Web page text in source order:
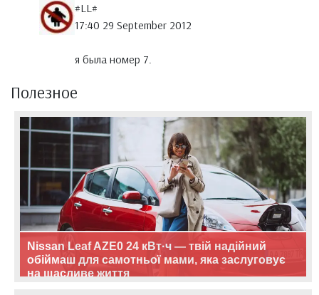
#LL#
17:40 29 September 2012
я была номер 7.
Полезное
Nissan Leaf AZE0 24 кВт·ч — твій надійний
обіймаш для самотньої мами, яка заслуговує
на щасливе життя